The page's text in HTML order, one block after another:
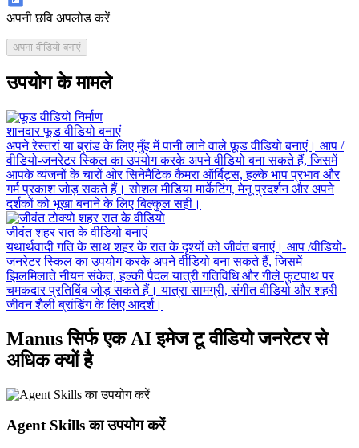
अपनी छवि अपलोड करें
अपना वीडियो बनाएं
उपयोग के मामले
शानदार फूड वीडियो बनाएं
अपने रेस्तरां या ब्रांड के लिए मुँह में पानी लाने वाले फूड वीडियो बनाएं। आप /
वीडियो-जनरेटर स्किल का उपयोग करके अपने वीडियो बना सकते हैं, जिसमें
आपके व्यंजनों के चारों ओर सिनेमैटिक कैमरा ऑर्बिट्स, हल्के भाप प्रभाव और
गर्म प्रकाश जोड़ सकते हैं। सोशल मीडिया मार्केटिंग, मेनू प्रदर्शन और अपने
दर्शकों को भूखा बनाने के लिए बिल्कुल सही।
जीवंत शहर रात के वीडियो बनाएं
यथार्थवादी गति के साथ शहर के रात के दृश्यों को जीवंत बनाएं। आप /वीडियो-
जनरेटर स्किल का उपयोग करके अपने वीडियो बना सकते हैं, जिसमें
झिलमिलाते नीयन संकेत, हल्की पैदल यात्री गतिविधि और गीले फुटपाथ पर
चमकदार प्रतिबिंब जोड़ सकते हैं। यात्रा सामग्री, संगीत वीडियो और शहरी
जीवन शैली ब्रांडिंग के लिए आदर्श।
Manus सिर्फ एक AI इमेज टू वीडियो जनरेटर से
अधिक क्यों है
Agent Skills का उपयोग करें